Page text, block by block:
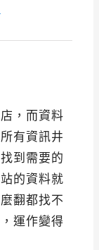
，而資料
有資訊井
到需要的
的資料就
翻都找不
運作變得